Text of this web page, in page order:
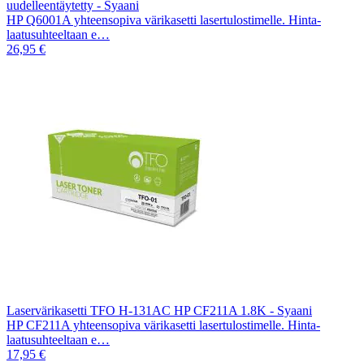
uudelleentäytetty - Syaani
HP Q6001A yhteensopiva värikasetti lasertulostimelle. Hinta-
laatusuhteeltaan e…
26,95 €
Laservärikasetti TFO H-131AC HP CF211A 1.8K - Syaani
HP CF211A yhteensopiva värikasetti lasertulostimelle. Hinta-
laatusuhteeltaan e…
17,95 €